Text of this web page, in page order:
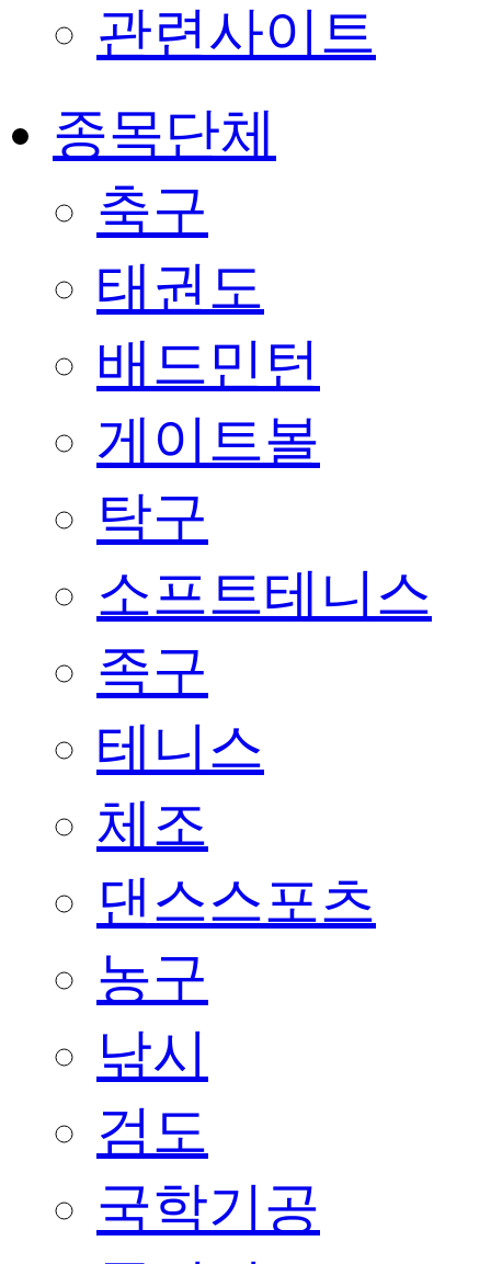
관련사이트
종목단체
축구
태권도
배드민턴
게이트볼
탁구
소프트테니스
족구
테니스
체조
댄스스포츠
농구
낚시
검도
국학기공